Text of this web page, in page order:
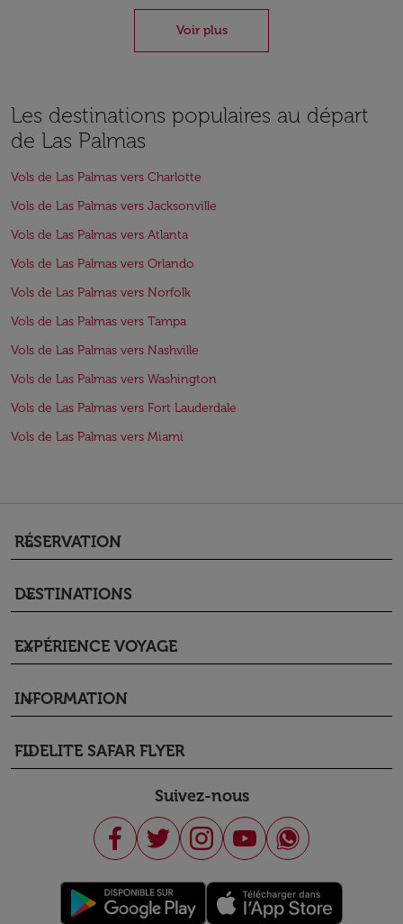
Voir plus
Les destinations populaires au départ
de Las Palmas
Vols de Las Palmas vers Charlotte
Vols de Las Palmas vers Jacksonville
Vols de Las Palmas vers Atlanta
Vols de Las Palmas vers Orlando
Vols de Las Palmas vers Norfolk
Vols de Las Palmas vers Tampa
Vols de Las Palmas vers Nashville
Vols de Las Palmas vers Washington
Vols de Las Palmas vers Fort Lauderdale
Vols de Las Palmas vers Miami
RÉSERVATION
keyboard_arrow_down
DESTINATIONS
keyboard_arrow_down
EXPÉRIENCE VOYAGE
keyboard_arrow_down
INFORMATION
keyboard_arrow_down
FIDELITE SAFAR FLYER
keyboard_arrow_down
Suivez-nous